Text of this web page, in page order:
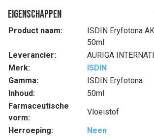
Eigenschappen
Product naam:
ISDIN Eryfotona
50ml
Leverancier:
AURIGA
Merk:
ISDIN
Gamma:
ISDIN Eryfotona
Inhoud:
50ml
Farmaceutische
vorm:
Vloeistof
Herroeping:
Neen